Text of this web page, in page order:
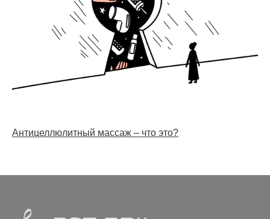
Антицеллюлитный массаж – что это?